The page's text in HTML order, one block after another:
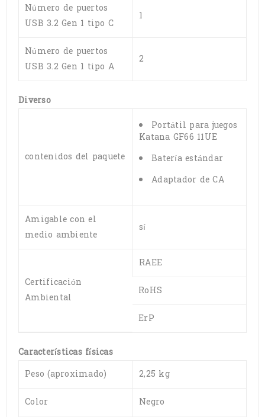
Número de puertos
USB 3.2 Gen 1 tipo C
1
Número de puertos
USB 3.2 Gen 1 tipo A
2
Diverso
contenidos del paquete
Portátil para juegos
Katana GF66 11UE
Batería estándar
Adaptador de CA
Amigable con el
medio ambiente
sí
Certificación
Ambiental
RAEE
RoHS
ErP
Características físicas
Peso (aproximado)
2,25 kg
Color
Negro